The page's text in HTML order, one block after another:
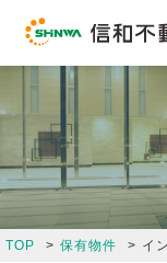
TOP 保有物件 イ